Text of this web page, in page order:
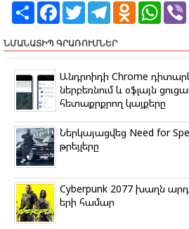
S
r
e
F
e
b
o
k
T
t
t
r
T
e
g
a
m
O
k
a
s
s
n
i
k
W
s
p
p
r
ՆՄԱՆԱՏԻՊ ԳՐԱՌՈՒՄՆԵՐ
Անդրոիդի Chrome
ներբեռնում և օֆլայն
հետաքրքրող կայքերը
Ներկայացվեց Need for
թրեյլերը
Cyberpunk 2077 խաղն
երի համար